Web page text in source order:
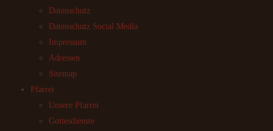
Datenschutz
Datenschutz Social Media
Impressum
Adressen
Sitemap
Pfarrei
Unsere Pfarrei
Gottesdienste